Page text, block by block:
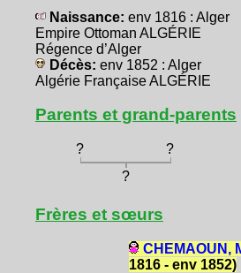
Naissance: env 1816 : Alger
Empire Ottoman ALGÉRIE
Régence d’Alger
Décès: env 1852 : Alger
Algérie Française ALGÉRIE
Parents et grand-parents
? ?
?
Frères et sœurs
CHEMAOUN,
1816 - env 1852)